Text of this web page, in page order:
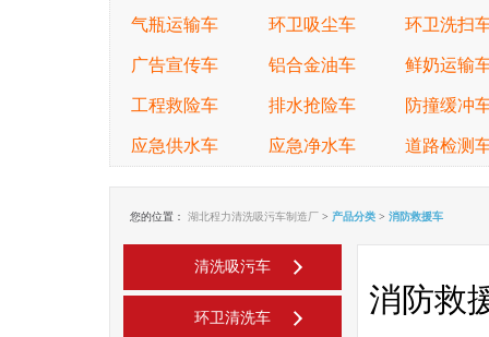
气瓶运输车 环卫吸尘车 环卫洗扫
广告宣传车 铝合金油车 鲜奶运输
工程救险车 排水抢险车 防撞缓冲
应急供水车 应急净水车 道路检测
您的位置： 湖北程力清洗吸污车制造厂 > 产品分类 > 消防救援车
清洗吸污车
环卫清洗车 消防救